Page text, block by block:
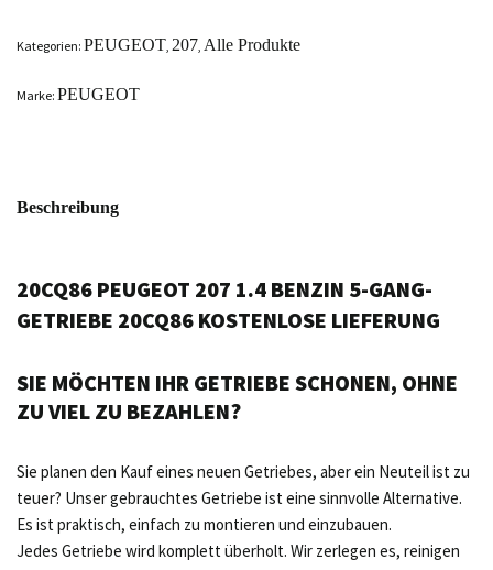
Kategorien: PEUGEOT 207 Alle Produkte
Marke: PEUGEOT
Beschreibung
20CQ86 PEUGEOT 207 1.4 BENZIN 5-GANG-
GETRIEBE 20CQ86 KOSTENLOSE LIEFERUNG
SIE MÖCHTEN IHR GETRIEBE SCHONEN, OHNE
ZU VIEL ZU BEZAHLEN?
Sie planen den Kauf eines neuen Getriebes, aber ein Neuteil ist zu
teuer? Unser gebrauchtes Getriebe ist eine sinnvolle Alternative.
Es ist praktisch, einfach zu montieren und einzubauen.
Jedes Getriebe wird komplett überholt. Wir zerlegen es, reinigen